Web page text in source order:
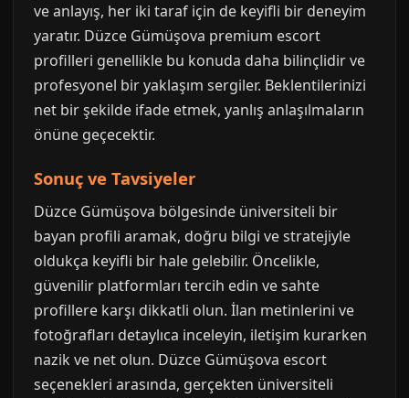
ve anlayış, her iki taraf için de keyifli bir deneyim
yaratır. Düzce Gümüşova premium escort
profilleri genellikle bu konuda daha bilinçlidir ve
profesyonel bir yaklaşım sergiler. Beklentilerinizi
net bir şekilde ifade etmek, yanlış anlaşılmaların
önüne geçecektir.
Sonuç ve Tavsiyeler
Düzce Gümüşova bölgesinde üniversiteli bir
bayan profili aramak, doğru bilgi ve stratejiyle
oldukça keyifli bir hale gelebilir. Öncelikle,
güvenilir platformları tercih edin ve sahte
profillere karşı dikkatli olun. İlan metinlerini ve
fotoğrafları detaylıca inceleyin, iletişim kurarken
nazik ve net olun. Düzce Gümüşova escort
seçenekleri arasında, gerçekten üniversiteli